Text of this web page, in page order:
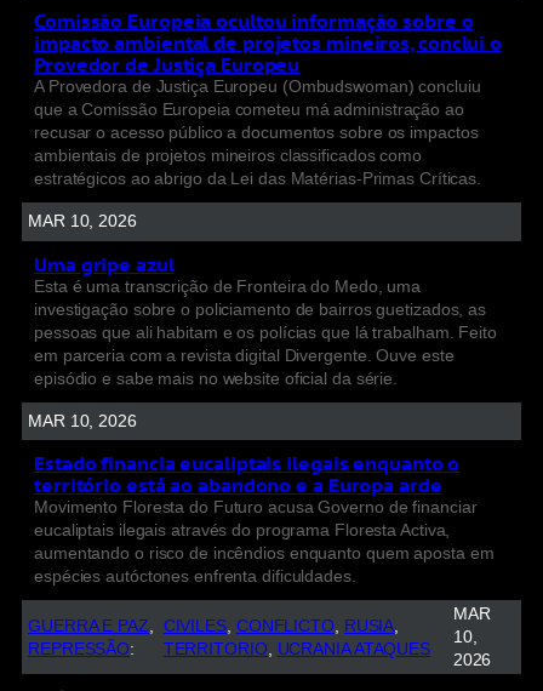
Comissão Europeia ocultou informação sobre o
impacto ambiental de projetos mineiros, conclui o
Provedor de Justiça Europeu
A Provedora de Justiça Europeu (Ombudswoman) concluiu
que a Comissão Europeia cometeu má administração ao
recusar o acesso público a documentos sobre os impactos
ambientais de projetos mineiros classificados como
estratégicos ao abrigo da Lei das Matérias-Primas Críticas.
MAR 10, 2026
Uma gripe azul
Esta é uma transcrição de Fronteira do Medo, uma
investigação sobre o policiamento de bairros guetizados, as
pessoas que ali habitam e os polícias que lá trabalham. Feito
em parceria com a revista digital Divergente. Ouve este
episódio e sabe mais no website oficial da série.
MAR 10, 2026
Estado financia eucaliptais ilegais enquanto o
território está ao abandono e a Europa arde
Movimento Floresta do Futuro acusa Governo de financiar
eucaliptais ilegais através do programa Floresta Activa,
aumentando o risco de incêndios enquanto quem aposta em
espécies autóctones enfrenta dificuldades.
GUERRA E PAZ
REPRESSÃO:
CIVILES CONFLICTO, RUSIA
TERRITORIO, UCRANIA ATAQUES
MAR
10,
2026